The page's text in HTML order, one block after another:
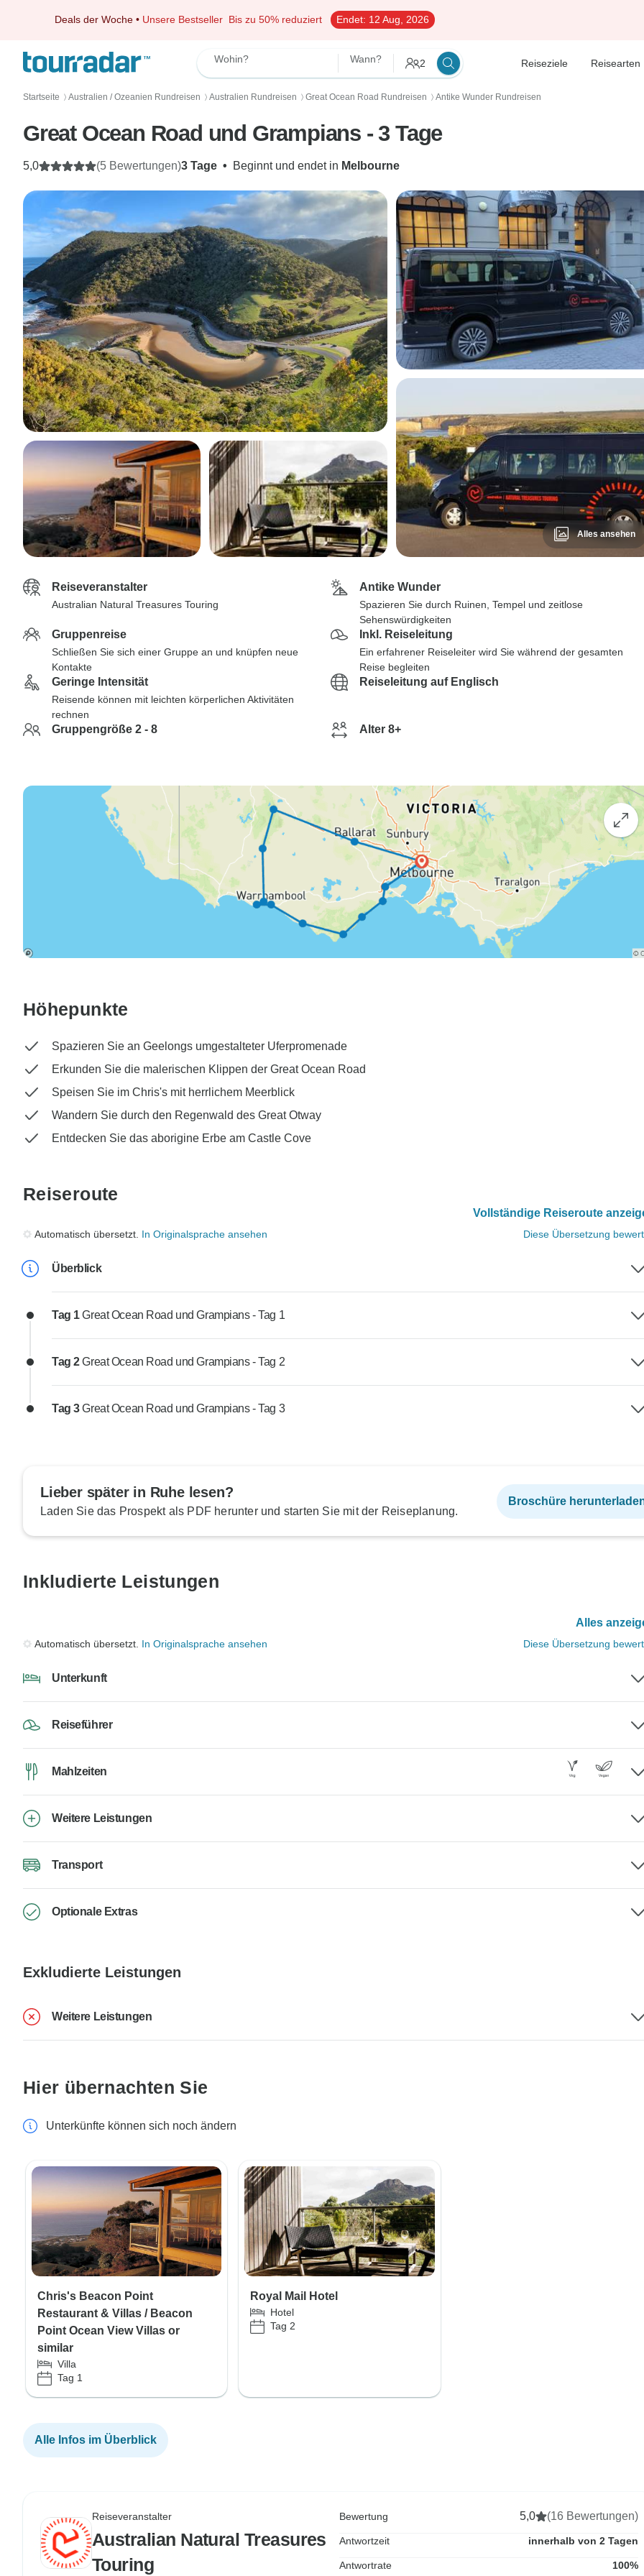
Deals der Woche • Unsere Bestseller Bis zu 50% reduziert Endet: 12 Aug, 2026
Wohin? Wann? 2 Reiseziele Reisearten
Startseite 〉 Australien / Ozeanien Rundreisen 〉 Australien Rundreisen 〉 Great Ocean Road Rundreisen 〉 Antike Wunder Rundreisen
Great Ocean Road und Grampians - 3 Tage
3 Tage • Beginnt und endet in Melbourne
5,0 (5 Bewertungen)
Alles ansehen
Reiseveranstalter
Australian Natural Treasures Touring
Antike Wunder
Spazieren Sie durch Ruinen, Tempel und zeitlose
Sehenswürdigkeiten
Gruppenreise
Schließen Sie sich einer Gruppe an und knüpfen neue
Kontakte
Inkl. Reiseleitung
Ein erfahrener Reiseleiter wird Sie während der gesamten
Reise begleiten
Geringe Intensität
Reisende können mit leichten körperlichen Aktivitäten
rechnen
Reiseleitung auf Englisch
Gruppengröße 2 - 8 Alter 8+
Höhepunkte
Spazieren Sie an Geelongs umgestalteter Uferpromenade
Erkunden Sie die malerischen Klippen der Great Ocean Road
Speisen Sie im Chris's mit herrlichem Meerblick
Wandern Sie durch den Regenwald des Great Otway
Entdecken Sie das aborigine Erbe am Castle Cove
Reiseroute
Vollständige Reiseroute
Automatisch übersetzt. In Originalsprache ansehen Diese Übersetzung
Überblick
Tag 1Great Ocean Road und Grampians - Tag 1
Tag 2Great Ocean Road und Grampians - Tag 2
Tag 3Great Ocean Road und Grampians - Tag 3
Lieber später in Ruhe lesen?
Laden Sie das Prospekt als PDF herunter und starten Sie mit der Reiseplanung.
Broschüre
Inkludierte Leistungen
Alles
Automatisch übersetzt. In Originalsprache ansehen Diese Übersetzung
Unterkunft
Reiseführer
Mahlzeiten
Weitere Leistungen
Transport
Optionale Extras
Exkludierte Leistungen
Weitere Leistungen
Hier übernachten Sie
Unterkünfte können sich noch ändern
Chris's Beacon Point
Restaurant & Villas / Beacon
Point Ocean View Villas or
similar
Villa
Tag 1
Royal Mail Hotel
Hotel
Tag 2
Alle Infos im Überblick
Reiseveranstalter
Australian Natural Treasures
Touring
Bewertung 5,0 (16 Bewertungen)
Antwortzeit innerhalb von 2 Tagen
Antwortrate 100%